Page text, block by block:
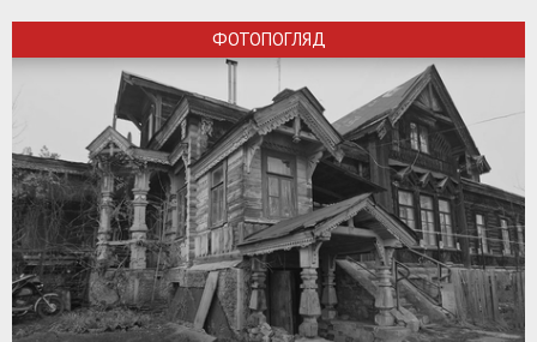
ФОТОПОГЛЯД